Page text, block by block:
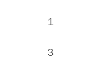
1
3